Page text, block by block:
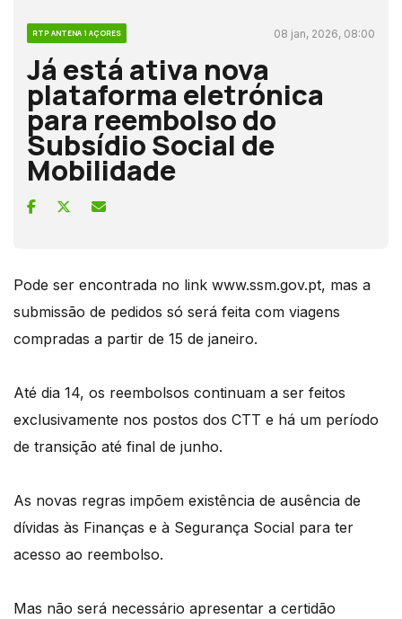
RTP ANTENA 1 AÇORES 08 jan, 2026, 08:00
Já está ativa nova
plataforma eletrónica
para reembolso do
Subsídio Social de
Mobilidade
Pode ser encontrada no link www.ssm.gov.pt, mas a
submissão de pedidos só será feita com viagens
compradas a partir de 15 de janeiro.
Até dia 14, os reembolsos continuam a ser feitos
exclusivamente nos postos dos CTT e há um período
de transição até final de junho.
As novas regras impõem existência de ausência de
dívidas às Finanças e à Segurança Social para ter
acesso ao reembolso.
Mas não será necessário apresentar a certidão